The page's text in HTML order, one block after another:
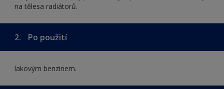
na tělesa radiátorů.
2. Po použití
lakovým benzinem.